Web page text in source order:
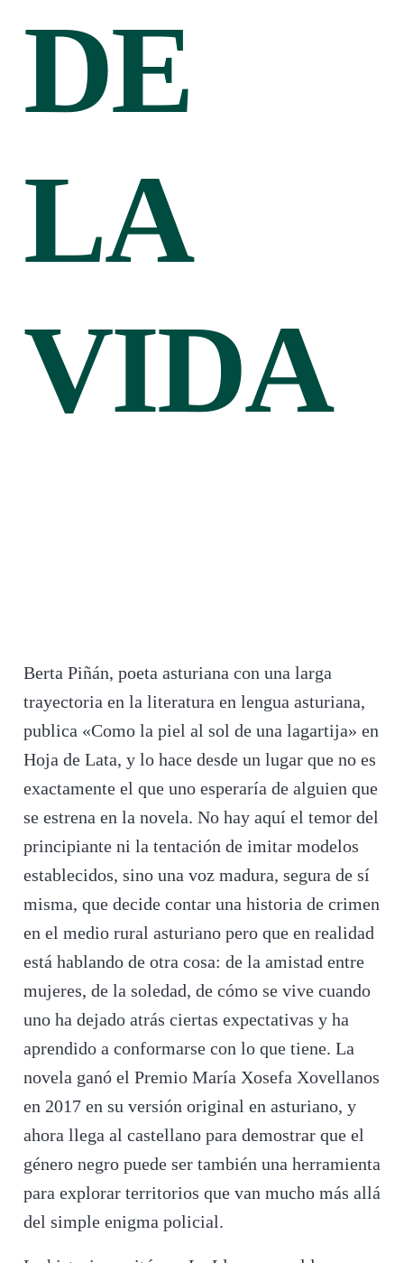
DE
LA
VIDA
Berta Piñán, poeta asturiana con una larga
trayectoria en la literatura en lengua asturiana,
publica «Como la piel al sol de una lagartija» en
Hoja de Lata, y lo hace desde un lugar que no es
exactamente el que uno esperaría de alguien que
se estrena en la novela. No hay aquí el temor del
principiante ni la tentación de imitar modelos
establecidos, sino una voz madura, segura de sí
misma, que decide contar una historia de crimen
en el medio rural asturiano pero que en realidad
está hablando de otra cosa: de la amistad entre
mujeres, de la soledad, de cómo se vive cuando
uno ha dejado atrás ciertas expectativas y ha
aprendido a conformarse con lo que tiene. La
novela ganó el Premio María Xosefa Xovellanos
en 2017 en su versión original en asturiano, y
ahora llega al castellano para demostrar que el
género negro puede ser también una herramienta
para explorar territorios que van mucho más allá
del simple enigma policial.